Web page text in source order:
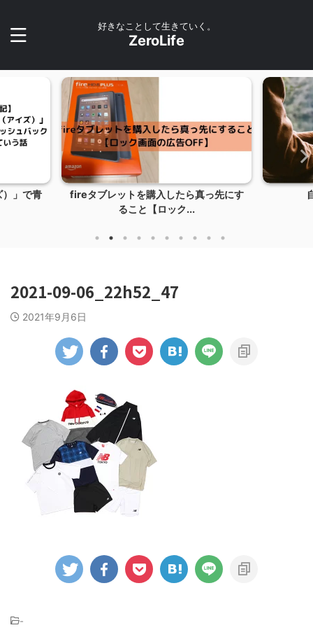
好きなことして生きていく。
ZeroLife
」で青
fireタブレットを購入したら真っ先にす
ること【ロック...
2021-09-06_22h52_47
2021年9月6日
-